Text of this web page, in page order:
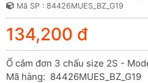
Mã SP : 84426MUES_BZ_G19
134,200 đ
Ổ cắm đơn 3 chấu size 2S -
Mã hàng:  84426MUES_BZ_G19